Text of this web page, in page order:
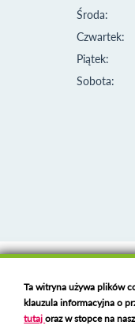
Środa:
Czwartek:
Piątek:
Sobota:
Deklaracja dostępności
Polski serwer RBL
Ta witryna używa plików
klauzula informacyjna o
tutajoraz w stopce na